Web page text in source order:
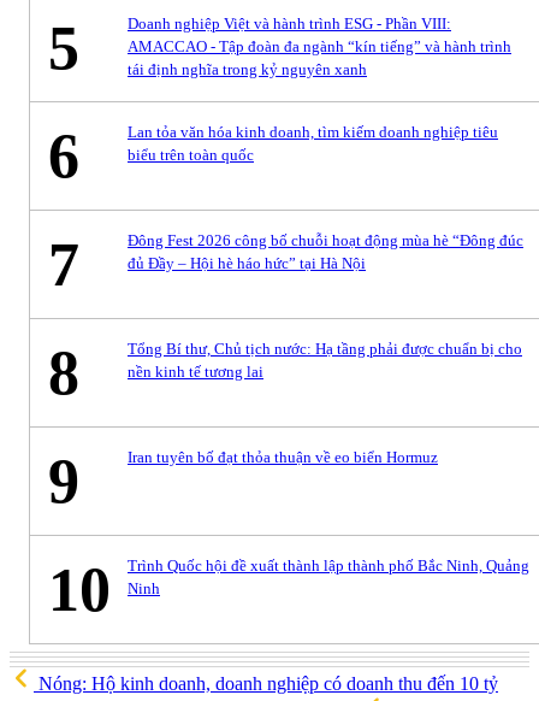
5
Doanh nghiệp Việt và hành trình ESG - Phần VIII:
AMACCAO - Tập đoàn đa ngành “kín tiếng” và hành trình
tái định nghĩa trong kỷ nguyên xanh
6
Lan tỏa văn hóa kinh doanh, tìm kiếm doanh nghiệp tiêu
biểu trên toàn quốc
7
Đông Fest 2026 công bố chuỗi hoạt động mùa hè “Đông đúc
đủ Đầy – Hội hè háo hức” tại Hà Nội
8
Tổng Bí thư, Chủ tịch nước: Hạ tầng phải được chuẩn bị cho
nền kinh tế tương lai
9 Iran tuyên bố đạt thỏa thuận về eo biển Hormuz
10
Trình Quốc hội đề xuất thành lập thành phố Bắc Ninh, Quảng
Ninh
Nóng: Hộ kinh doanh, doanh nghiệp có doanh thu đến 10 tỷ